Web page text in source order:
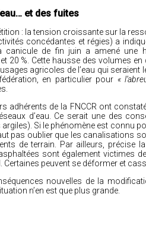
et des fuites
: la tension croissante sur la
concédantes et régies) a
canicule de fin juin a amené une
20 %. Cette hausse des volumes en
agricoles de l’eau qui seraient
en particulier pour «
adhérents de la FNCCR ont
d’eau. Ce serait une des
Si le phénomène est connu
pas oublier que les canalisations
de terrain. Par ailleurs, précise la
sont également victimes
peuvent se déformer et
nouvelles de la
n’en est que plus grande.